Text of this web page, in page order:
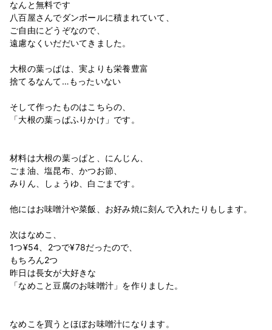
なんと無料です
八百屋さんでダンボールに積まれていて、
ご自由にどうぞなので、
遠慮なくいだだいてきました。
大根の葉っぱは、実よりも栄養豊富
捨てるなんて…もったいない
そして作ったものはこちらの、
「大根の葉っぱふりかけ」です。
材料は大根の葉っぱと、にんじん、
ごま油、塩昆布、かつお節、
みりん、しょうゆ、白ごまです。
他にはお味噌汁や菜飯、お好み焼に刻んで入れたりもします。
次はなめこ、
1つ¥54、2つで¥78だったので、
もちろん2つ
昨日は長女が大好きな
「なめこと豆腐のお味噌汁」を作りました。
なめこを買うとほぼお味噌汁になります。